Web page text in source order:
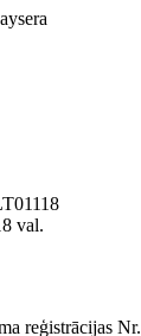
val.
reģistrācijas Nr.